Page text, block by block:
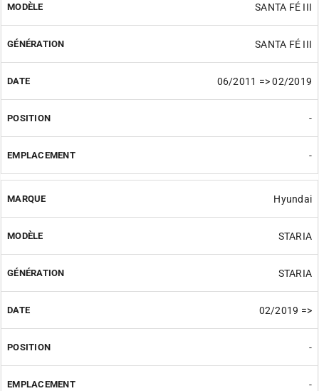
SANTA FÉ III
SANTA FÉ III
06/2011 => 02/2019
-
-
Hyundai
STARIA
STARIA
02/2019 =>
-
-